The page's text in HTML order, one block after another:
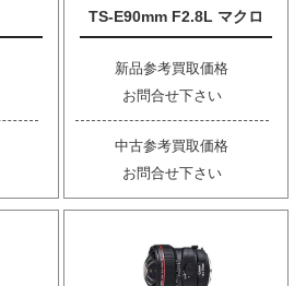
TS-E90mm F2.8L マクロ
新品参考買取価格
お問合せ下さい
中古参考買取価格
お問合せ下さい